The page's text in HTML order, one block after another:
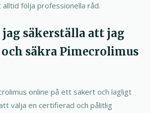
alltid följa professionella råd.
jag säkerställa att jag
säkra Pimecrolimus
online på ett säkert och lagligt
välja en certifierad och pålitlig